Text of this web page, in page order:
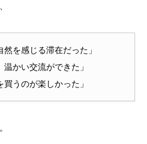
然を感じる滞在だった」
温かい交流ができた」
買うのが楽しかった」